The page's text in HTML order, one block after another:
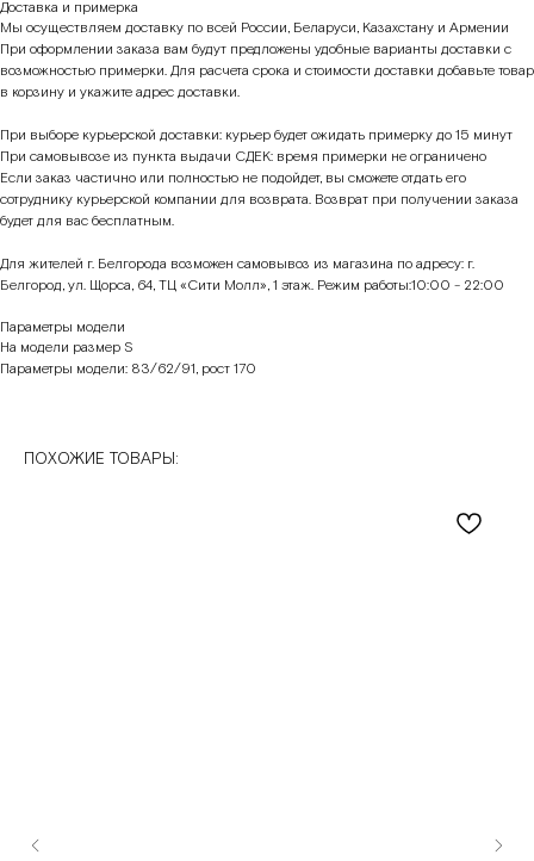
Доставка и примерка
Мы осуществляем доставку по всей России, Беларуси, Казахстану и Армении
При оформлении заказа вам будут предложены удобные варианты доставки с
возможностью примерки. Для расчета срока и стоимости доставки добавьте товар
в корзину и укажите адрес доставки.
При выборе курьерской доставки: курьер будет ожидать примерку до 15 минут
При самовывозе из пункта выдачи СДЕК: время примерки не ограничено
Если заказ частично или полностью не подойдет, вы сможете отдать его
сотруднику курьерской компании для возврата. Возврат при получении заказа
будет для вас бесплатным.
Для жителей г. Белгорода возможен самовывоз из магазина по адресу: г.
Белгород, ул. Щорса, 64, ТЦ «Сити Молл», 1 этаж. Режим работы:10:00 - 22:00
Параметры модели
На модели размер S
Параметры модели: 83/62/91, рост 170
ПОХОЖИЕ ТОВАРЫ: